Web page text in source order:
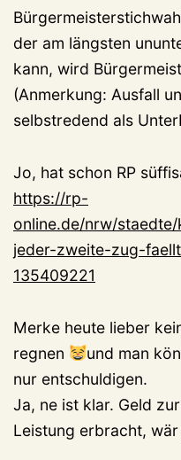
der am längsten
kann, wird
(Anmerkung: Ausfall
selbstredend als
Jo, hat schon RP
https://rp-
online.de/nrw/
jeder-zweite-zug-
135409221
Merke heute lieber
regnen
und man
nur entschuldigen.
Ja, ne ist klar. Geld
Leistung erbracht,